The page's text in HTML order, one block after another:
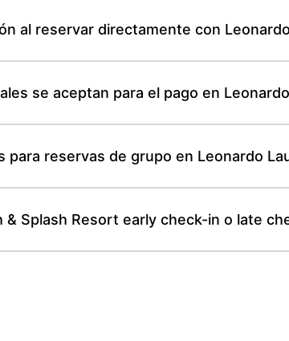
al reservar directamente con
se aceptan para el pago en
para reservas de grupo en Leonardo
& Splash Resort early check-in o late